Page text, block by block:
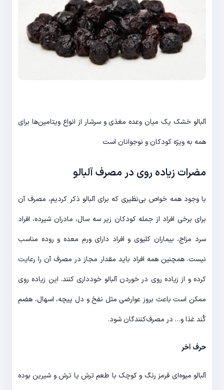
آلبالو خشک یک میان وعده مغذی و سرشار از انواع ویتامین‌ها برای
همه به ویژه کودکان و نوجوانان است
مضرات زیاده روی در مصرف آلبالو
با وجود همه خواص بی‌نظیری که برای آلبالو ذکر کردیم، مصرف آن
برای برخی افراد از جمله کودکان زیر سه سال، مادران شیرده، افراد
سرد مزاج، بیماران کلیوی و افراد دارای ورم معده و روده مناسب
نیست. همچنین همه افراد باید مقدار مجاز در مصرف آن را رعایت
کرده و از زیاده روی در خوردن آلبالو خودداری کنند. این زیاده روی
ممکن است باعث بروز عوارضی مثل نفخ و دل پیچه، اسهال، هضم
کُند غذا و… در مصرف‌کنندگان شود.
حرف آخر
آلبالو میوه‌ای قرمز رنگ و کوچک با طعم ترش یا ترش و شیرین بوده